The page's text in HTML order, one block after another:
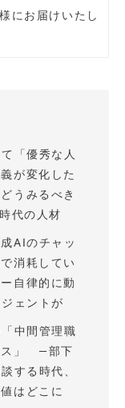
にお届けいたし
「優秀な人
が変化した
うみるべき
代の人材
AIのチャッ
消耗してい
自律的に動
ェントが
中間管理職
ス」 —部下
する時代、
はどこに